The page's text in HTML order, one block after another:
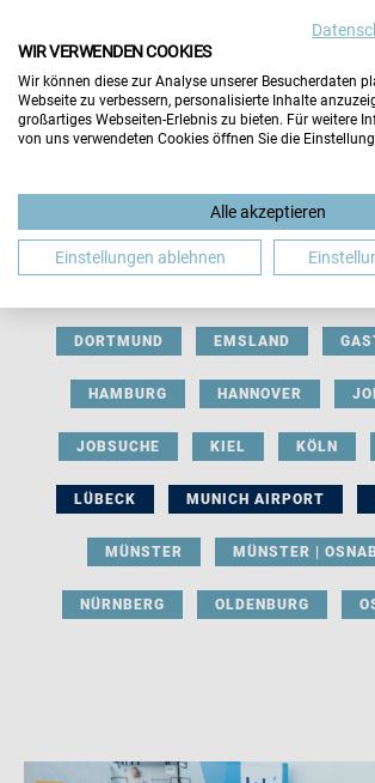
BERUFLICHE ORIENTIERUNG
DORTMUND EMSLAND
HAMBURG HANNOVER
JOBSUCHE KIEL KÖLN
LÜBECK MUNICH AIRPORT
MÜNSTER MÜNSTER |
NÜRNBERG OLDENBURG
WIR VERWENDEN COOKIES
Wir können diese zur Analyse unserer Besucherdaten
Webseite zu verbessern, personalisierte Inhalte
großartiges Webseiten-Erlebnis zu bieten. Für weitere
von uns verwendeten Cookies öffnen Sie die
Alle akzeptieren
Einstellungen ablehnen